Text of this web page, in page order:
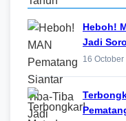
Heboh!
Jadi
16 October